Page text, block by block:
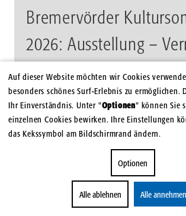
Bremervörder
2026: Ausstellung –
Günter Zint
Fotografien von
EIGENART - Kunstraum | 27432
Auf dieser Website möchten wir Cookies
besonders schönes Surf-Erlebnis zu ermöglichen.
Ihr Einverständnis. Unter "Optionen" können Sie
einzelnen Cookies bewirken. Ihre Einstellungen
das Kekssymbol am Bildschirmrand ändern.
Optionen
Alle ablehnen Alle annehmen